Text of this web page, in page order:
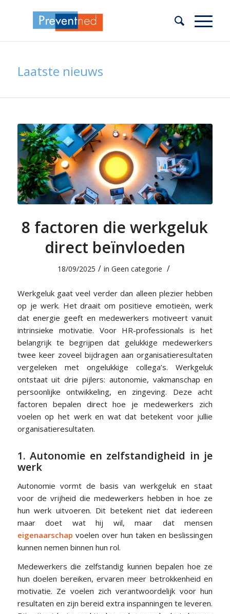
Laatste nieuws
8 factoren die werkgeluk
direct beïnvloeden
18/09/2025 / in Geen categorie /
Werkgeluk gaat veel verder dan alleen plezier hebben
op je werk. Het draait om positieve emotieën, werk
dat energie geeft en medewerkers motiveert vanuit
intrinsieke motivatie. Voor HR-professionals is het
belangrijk te begrijpen dat gelukkige medewerkers
twee keer zoveel bijdragen aan organisatieresultaten
vergeleken met ongelukkige collega’s. Werkgeluk
ontstaat uit drie pijlers: autonomie, vakmanschap en
persoonlijke ontwikkeling, en zingeving. Deze acht
factoren bepalen direct hoe je medewerkers zich
voelen op het werk en wat dat betekent voor jullie
organisatieresultaten.
1. Autonomie en zelfstandigheid in je
werk
Autonomie vormt de basis van werkgeluk en staat
voor de vrijheid die medewerkers hebben in hoe ze
hun werk uitvoeren. Dit betekent niet dat iedereen
maar doet wat hij wil, maar dat mensen
eigenaarschap voelen over hun taken en beslissingen
kunnen nemen binnen hun rol.
Medewerkers die zelfstandig kunnen bepalen hoe ze
hun doelen bereiken, ervaren meer betrokkenheid en
motivatie. Ze voelen zich verantwoordelijk voor hun
resultaten en zijn bereid extra inspanningen te leveren.